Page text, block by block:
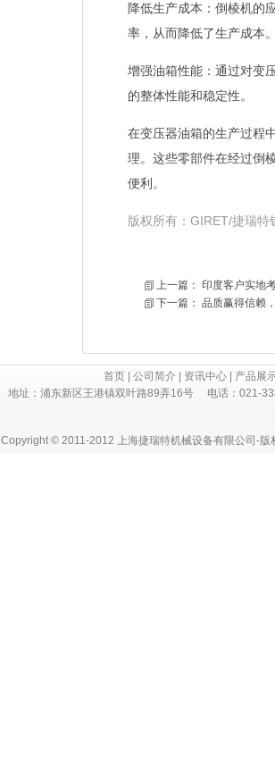
降低生产成本 ：倒棱机的
率，从而降低了生产成本
增强油箱性能：通过对变
的整体性能和稳定性。
在变压器油箱的生产过程
理。这些零部件在经过倒
便利。
版权所有：GIRET/捷瑞
上一篇： 印度客户实地
下一篇： 品质赢得信赖
首页 公司简介 资讯中心
产品展
地址：浦东新区王港镇双叶路89弄16号 电话：
Copyright © 2011-2012 上海捷瑞特机械设备有限公司-